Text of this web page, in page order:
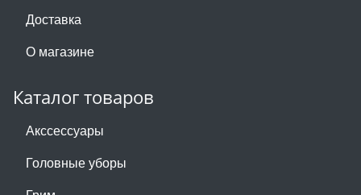
Доставка
О магазине
Каталог товаров
Акссессуары
Головные уборы